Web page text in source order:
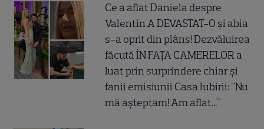
Ce a aflat Daniela despre
Valentin A DEVASTAT-O și abia
s-a oprit din plâns! Dezvăluirea
făcută ÎN FAȚA CAMERELOR a
luat prin surprindere chiar și
fanii emisiunii Casa Iubirii: "Nu
mă așteptam! Am aflat..."